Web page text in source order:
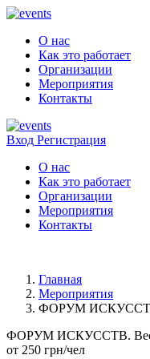
О нас
Как это работает
Организации
Мероприятия
Контакты
Вход Регистрация
О нас
Как это работает
Организации
Мероприятия
Контакты
Главная
Мероприятия
ФОРУМ ИСКУССТВ.
ФОРУМ ИСКУССТВ.
от 250 грн/чел